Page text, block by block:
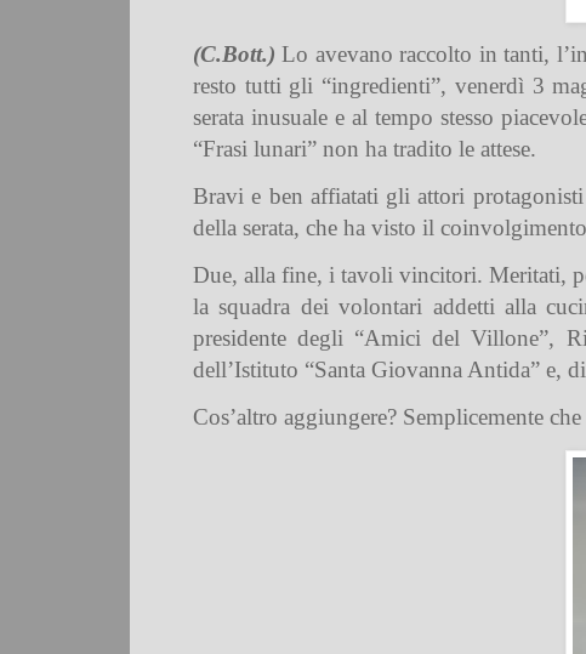
(C.Bott.) Lo avevano raccolto in tanti,
resto tutti gli “ingredienti”, venerdì 3
serata inusuale e al tempo stesso
“Frasi lunari” non ha tradito le attese.
Bravi e ben affiatati gli attori protagonisti
della serata, che ha visto il
Due, alla fine, i tavoli vincitori. Meritati,
la squadra dei volontari addetti alla
presidente degli “Amici del Villone”,
dell’Istituto “Santa Giovanna Antida” e,
Cos’altro aggiungere? Semplicemente